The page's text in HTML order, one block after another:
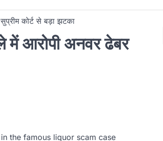
कोर्ट से बड़ा झटका
में आरोपी अनवर ढेबर
the famous liquor scam case